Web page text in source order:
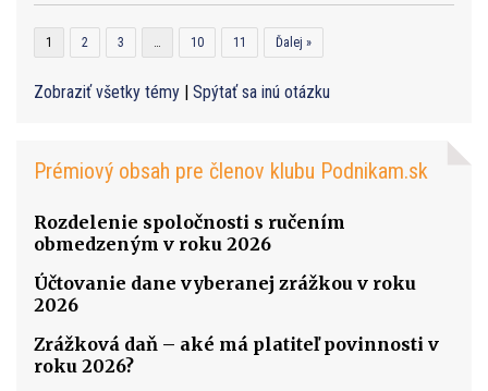
1 2 3 … 10 11 Ďalej »
Zobraziť všetky témy | Spýtať sa inú otázku
Prémiový obsah pre členov klubu Podnikam.sk
Rozdelenie spoločnosti s ručením
obmedzeným v roku 2026
Účtovanie dane vyberanej zrážkou v roku
2026
Zrážková daň – aké má platiteľ povinnosti v
roku 2026?